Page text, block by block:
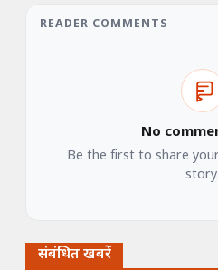
READER COMMENTS
No
Be the first to share
story.
संबंधित खबरें